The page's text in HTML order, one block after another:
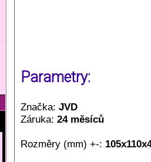
Parametry:
Značka: JVD
Záruka: 24 měsíců
Rozměry (mm) +-: